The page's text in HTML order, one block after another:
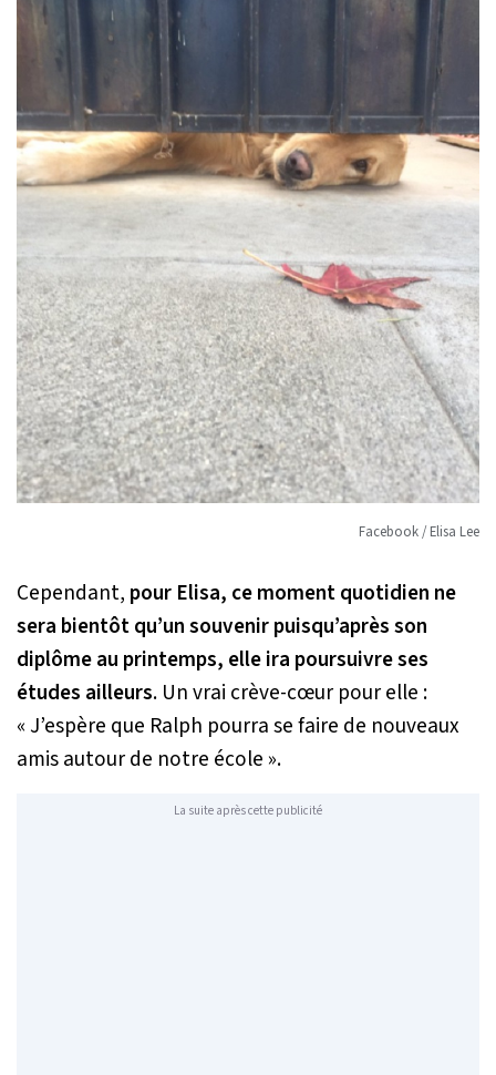
Facebook / Elisa Lee
Cependant, pour Elisa, ce moment quotidien ne
sera bientôt qu’un souvenir puisqu’après son
diplôme au printemps, elle ira poursuivre ses
études ailleurs. Un vrai crève-cœur pour elle :
« J’espère que Ralph pourra se faire de nouveaux
amis autour de notre école ».
La suite après cette publicité